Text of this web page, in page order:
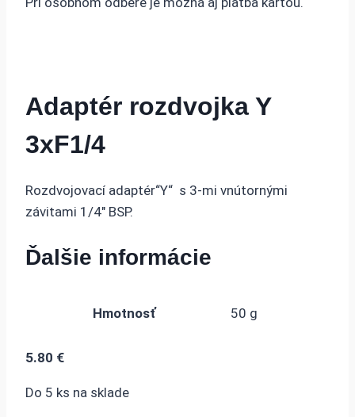
Adaptér rozdvojka Y
3xF1/4
Rozdvojovací adaptér“Y“ s 3-mi vnútornými
závitami 1/4″ BSP.
Ďalšie informácie
Hmotnosť 50 g
5.80 €
Do 5 ks na sklade